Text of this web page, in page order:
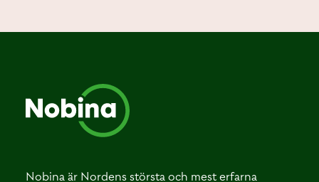
Nobina är Nordens största och mest erfarna